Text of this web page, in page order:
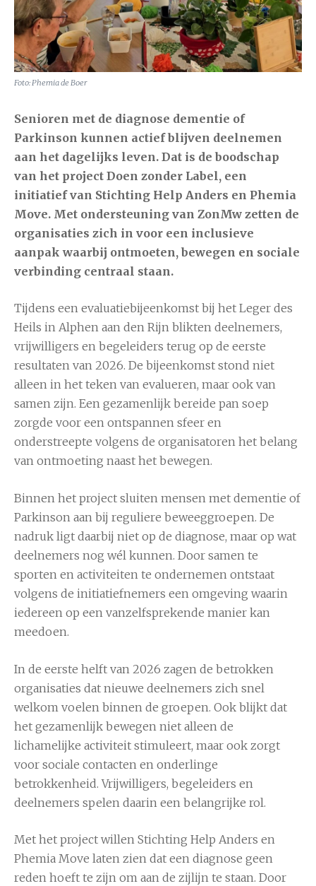
Foto: Phemia de Boer
Senioren met de diagnose dementie of
Parkinson kunnen actief blijven deelnemen
aan het dagelijks leven. Dat is de boodschap
van het project Doen zonder Label, een
initiatief van Stichting Help Anders en Phemia
Move. Met ondersteuning van ZonMw zetten de
organisaties zich in voor een inclusieve
aanpak waarbij ontmoeten, bewegen en sociale
verbinding centraal staan.
Tijdens een evaluatiebijeenkomst bij het Leger des
Heils in Alphen aan den Rijn blikten deelnemers,
vrijwilligers en begeleiders terug op de eerste
resultaten van 2026. De bijeenkomst stond niet
alleen in het teken van evalueren, maar ook van
samen zijn. Een gezamenlijk bereide pan soep
zorgde voor een ontspannen sfeer en
onderstreepte volgens de organisatoren het belang
van ontmoeting naast het bewegen.
Binnen het project sluiten mensen met dementie of
Parkinson aan bij reguliere beweeggroepen. De
nadruk ligt daarbij niet op de diagnose, maar op wat
deelnemers nog wél kunnen. Door samen te
sporten en activiteiten te ondernemen ontstaat
volgens de initiatiefnemers een omgeving waarin
iedereen op een vanzelfsprekende manier kan
meedoen.
In de eerste helft van 2026 zagen de betrokken
organisaties dat nieuwe deelnemers zich snel
welkom voelen binnen de groepen. Ook blijkt dat
het gezamenlijk bewegen niet alleen de
lichamelijke activiteit stimuleert, maar ook zorgt
voor sociale contacten en onderlinge
betrokkenheid. Vrijwilligers, begeleiders en
deelnemers spelen daarin een belangrijke rol.
Met het project willen Stichting Help Anders en
Phemia Move laten zien dat een diagnose geen
reden hoeft te zijn om aan de zijlijn te staan. Door